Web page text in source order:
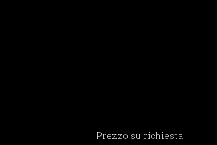
Prezzo su richiesta